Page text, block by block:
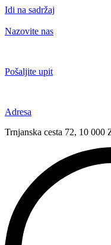
Idi na sadržaj
Nazovite nas
Pošaljite upit
Adresa
Trnjanska cesta 72, 10 000